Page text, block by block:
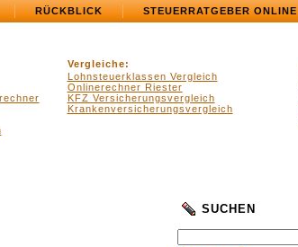
RÜCKBLICK STEUERRATGEBER ONLINE
Vergleiche:
Lohnsteuerklassen Vergleich
Onlinerechner Riester
KFZ Versicherungsvergleich
Krankenversicherungsvergleich
SUCHEN